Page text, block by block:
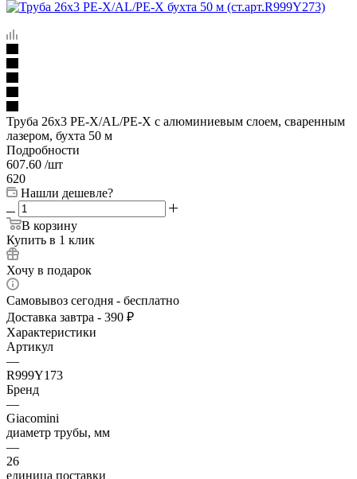
Труба 26x3 PE-X/AL/PE-X с алюминиевым слоем, сваренным
лазером, бухта 50 м
Подробности
607.60 /шт
620
Нашли дешевле?
В корзину
Купить в 1 клик
Хочу в подарок
Самовывоз сегодня - бесплатно
Доставка завтра - 390 ₽
Характеристики
Артикул
—
R999Y173
Бренд
—
Giacomini
диаметр трубы, мм
—
26
единица поставки